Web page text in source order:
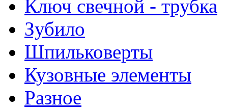
Ключ свечной - трубка
Зубило
Шпильковерты
Кузовные элементы
Разное